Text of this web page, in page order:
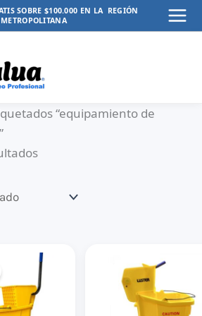
SOBRE $100.000 EN LA REGIÓN
METROPOLITANA
“equipamiento de